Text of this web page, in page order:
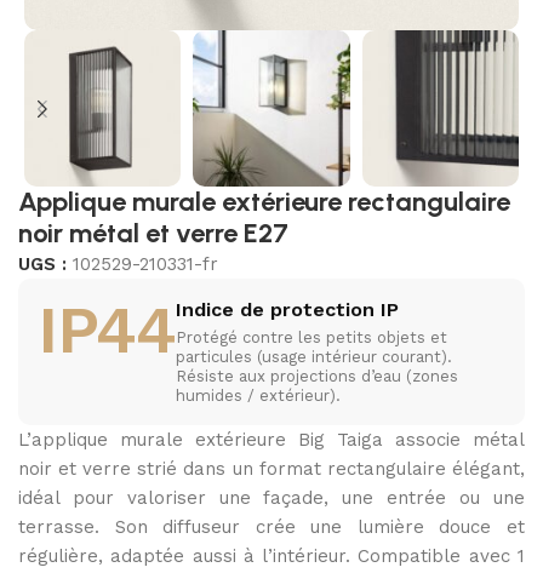
Applique murale extérieure rectangulaire
noir métal et verre E27
UGS : 102529-210331-fr
IP44Indice de protection IP
Protégé contre les petits objets et
particules (usage intérieur courant).
Résiste aux projections d’eau (zones
humides / extérieur).
L’applique murale extérieure Big Taiga associe métal
noir et verre strié dans un format rectangulaire élégant,
idéal pour valoriser une façade, une entrée ou une
terrasse. Son diffuseur crée une lumière douce et
régulière, adaptée aussi à l’intérieur. Compatible avec 1